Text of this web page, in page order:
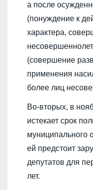
а после
(понуждение к
характера,
(совершение
применения
более лиц
Во-вторых, в
истекает срок
муниципального
ей предстоит
депутатов для
лет.